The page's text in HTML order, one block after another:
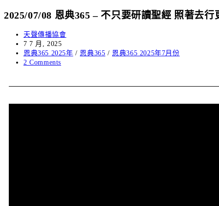
2025/07/08 恩典365 – 不只要研讀聖經 照著去行
天聲傳播協會
7 7 月, 2025
恩典365 2025年 / 恩典365 / 恩典365 2025年7月份
2 Comments